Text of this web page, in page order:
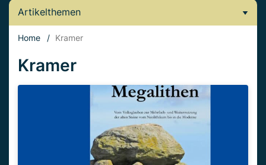
Artikelthemen
Home / Kramer
Kramer